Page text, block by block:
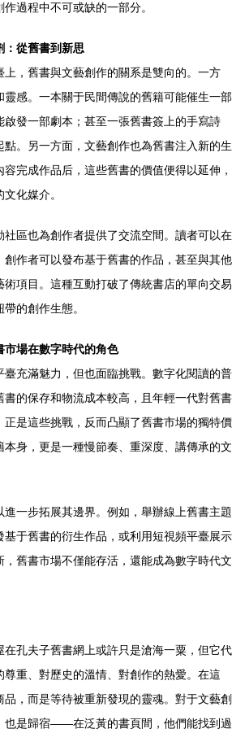
過程中不可或缺的一部分。
：從舊書到新思
，舊書與文藝創作的關系是雙向的。一方
感。一本關于民間傳說的舊籍可能催生一部
發一部劇本；甚至一張舊書簽上的手寫詩
。另一方面，文藝創作也為舊書注入新的生
完成作品后，這些舊書的價值便得以延伸，
化媒介。
社區也為創作者提供了交流空間。讀者可以在
作者可以發布基于舊書的作品，甚至與其他
項目。這種互動打破了傳統書店的單向交易
的創作生態。
市場在數字時代的角色
充滿魅力，但也面臨挑戰。數字化閱讀的普
書的保存和物流成本較高，且年輕一代對舊書
正是這些挑戰，反而凸顯了舊書市場的獨特價
身，更是一種慢節奏、重深度、講傳承的文
一步拓展其邊界。例如，舉辦線上舊書主題
于舊書的衍生作品，或利用短視頻平臺展示
舊書市場不僅能存活，還能成為數字時代文
孔夫子舊書網上或許只是滄海一粟，但它代
重、對歷史的溫情、對創作的熱愛。在這
，而是等待被重新發現的靈魂。對于文藝創
也是歸宿——在泛黃的書頁間，他們能找到過